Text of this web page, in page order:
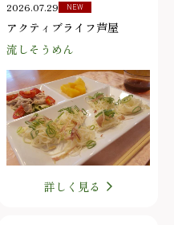
2026.07.29 NEW
アクティブライフ芦屋
流しそうめん
詳しく見る